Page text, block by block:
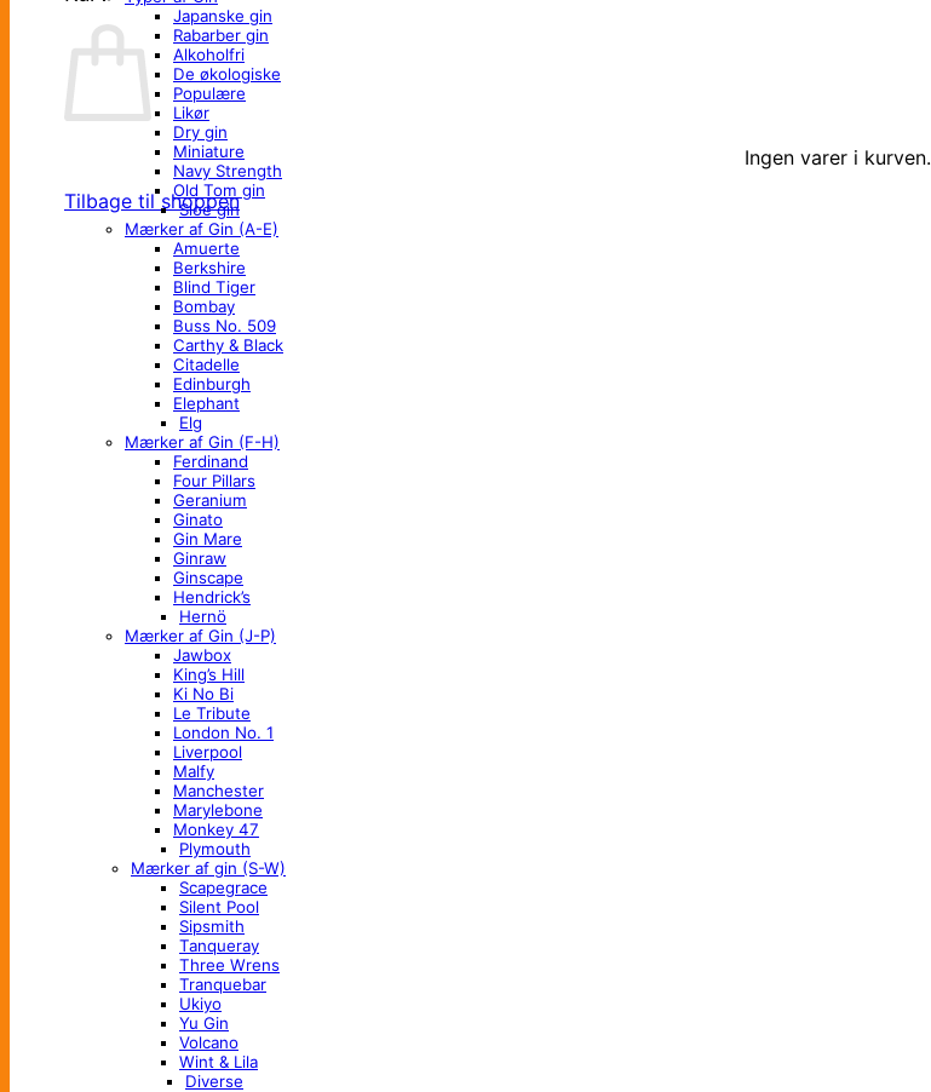
Ingen varer i kurven.
Tilbage til shoppen
Japanske gin
Rabarber gin
Alkoholfri
De økologiske
Populære
Likør
Dry gin
Miniature
Navy Strength
Old Tom gin
Sloe gin
Mærker af Gin (A-E)
Amuerte
Berkshire
Blind Tiger
Bombay
Buss No. 509
Carthy & Black
Citadelle
Edinburgh
Elephant
Elg
Mærker af Gin (F-H)
Ferdinand
Four Pillars
Geranium
Ginato
Gin Mare
Ginraw
Ginscape
Hendrick’s
Hernö
Mærker af Gin (J-P)
Jawbox
King’s Hill
Ki No Bi
Le Tribute
London No. 1
Liverpool
Malfy
Manchester
Marylebone
Monkey 47
Plymouth
Mærker af gin (S-W)
Scapegrace
Silent Pool
Sipsmith
Tanqueray
Three Wrens
Tranquebar
Ukiyo
Yu Gin
Volcano
Wint & Lila
Diverse